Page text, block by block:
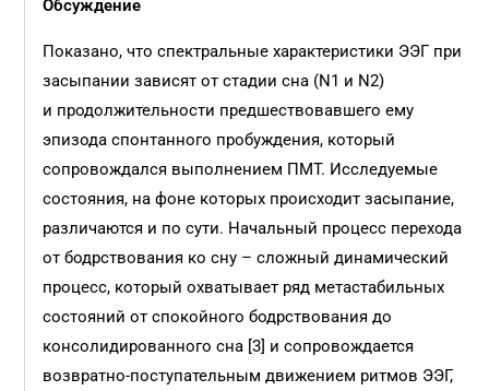
Обсуждение
Показано, что спектральные характеристики ЭЭГ при
засыпании зависят от стадии сна (N1 и N2)
и продолжительности предшествовавшего ему
эпизода спонтанного пробуждения, который
сопровождался выполнением ПМТ. Исследуемые
состояния, на фоне которых происходит засыпание,
различаются и по сути. Начальный процесс перехода
от бодрствования ко сну – сложный динамический
процесс, который охватывает ряд метастабильных
состояний от спокойного бодрствования до
консолидированного сна [3] и сопровождается
возвратно-поступательным движением ритмов ЭЭГ,